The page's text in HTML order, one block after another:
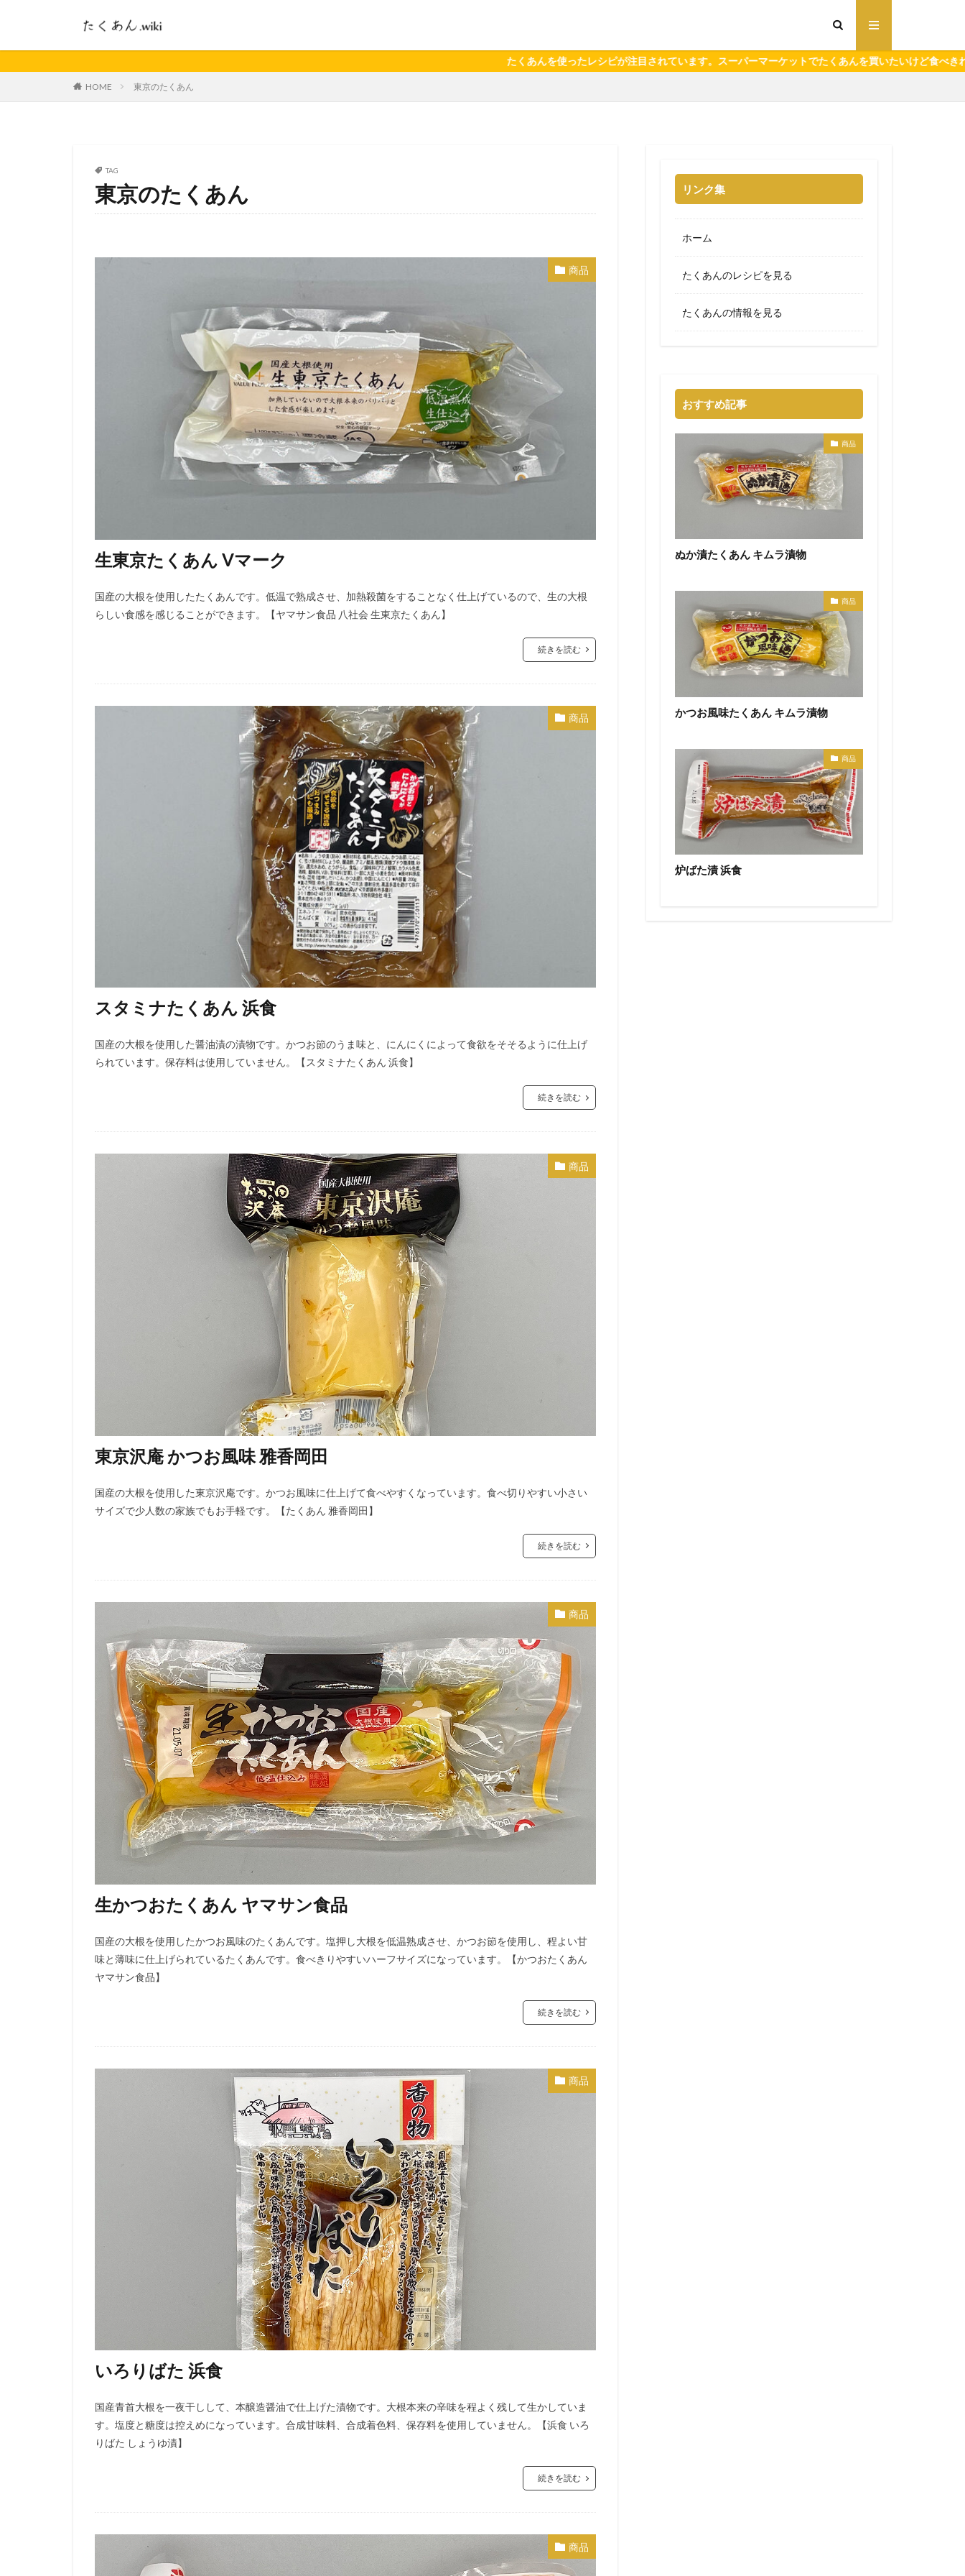
たくあんを使ったレシピが注目されています。スーパーマーケットでたくあんを買いたいけど食べきれるか自信がない方はぜひ
HOME 東京のたくあん
TAG
東京のたくあん
商品
生東京たくあん Vマーク
国産の大根を使用したたくあんです。低温で熟成させ、加熱殺菌をすることなく仕上げているので、生の大根
らしい食感を感じることができます。【ヤマサン食品 八社会 生東京たくあん】
続きを読む
商品
スタミナたくあん 浜食
国産の大根を使用した醤油漬の漬物です。かつお節のうま味と、にんにくによって食欲をそそるように仕上げ
られています。保存料は使用していません。【スタミナたくあん 浜食】
続きを読む
商品
東京沢庵 かつお風味 雅香岡田
国産の大根を使用した東京沢庵です。かつお風味に仕上げて食べやすくなっています。食べ切りやすい小さい
サイズで少人数の家族でもお手軽です。【たくあん 雅香岡田】
続きを読む
商品
生かつおたくあん ヤマサン食品
国産の大根を使用したかつお風味のたくあんです。塩押し大根を低温熟成させ、かつお節を使用し、程よい甘
味と薄味に仕上げられているたくあんです。食べきりやすいハーフサイズになっています。【かつおたくあん
ヤマサン食品】
続きを読む
商品
いろりばた 浜食
国産青首大根を一夜干しして、本醸造醤油で仕上げた漬物です。大根本来の辛味を程よく残して生かしていま
す。塩度と糖度は控えめになっています。合成甘味料、合成着色料、保存料を使用していません。【浜食 いろ
りばた しょうゆ漬】
続きを読む
商品
リンク集
ホーム
たくあんのレシピを見る
たくあんの情報を見る
おすすめ記事
商品
ぬか漬たくあん キムラ漬物
商品
かつお風味たくあん キムラ漬物
商品
炉ばた漬 浜食